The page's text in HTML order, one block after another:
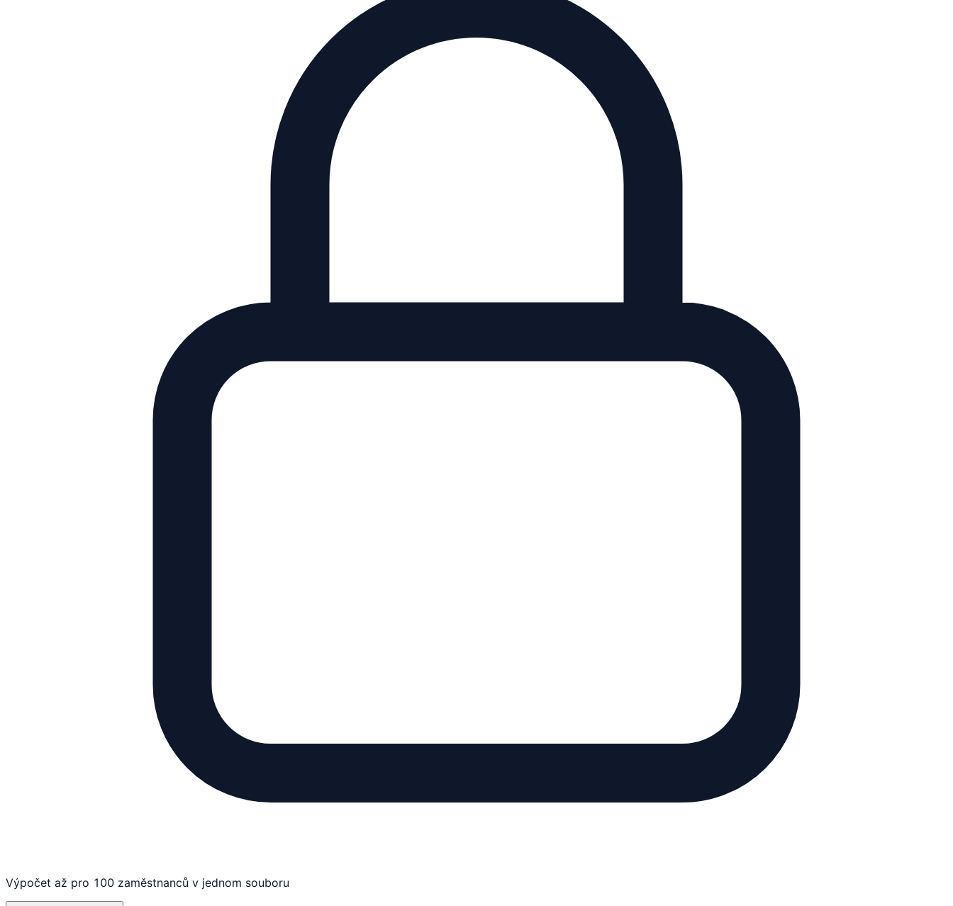
Výpočet až pro 100 zaměstnanců v jednom souboru